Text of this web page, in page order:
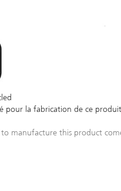
pour la fabrication de ce
manufacture this product